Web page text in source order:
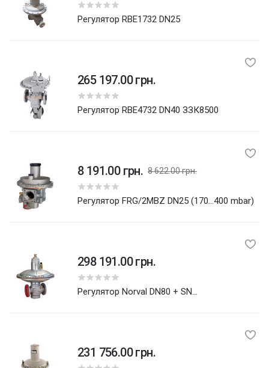
Регулятор RBE1732 DN25
265 197.00 грн.
Регулятор RBE4732 DN40 ЗЗК8500
8 191.00 грн. 8 622.00 грн.
Регулятор FRG/2MBZ DN25 (170...400 mbar)
298 191.00 грн.
Регулятор Norval DN80 + SN...
231 756.00 грн.